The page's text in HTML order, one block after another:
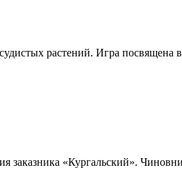
растений. Игра посвящена
заказника «Кургальский».